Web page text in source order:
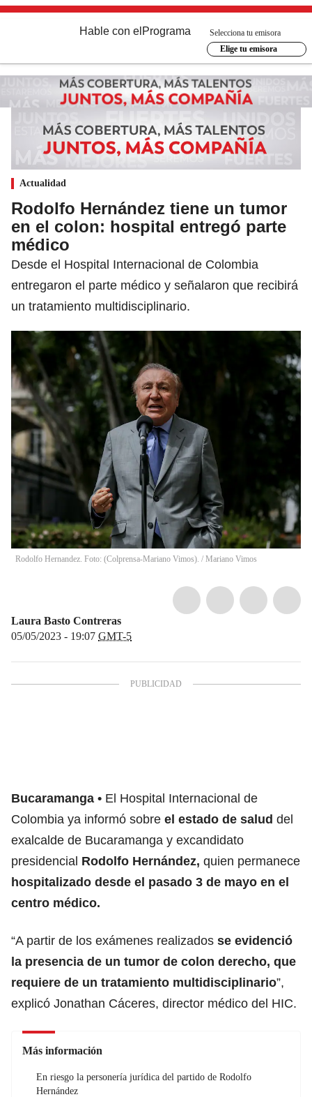
Hable con el Programa
Selecciona tu emisora
Elige tu emisora
Actualidad
Rodolfo Hernández tiene un tumor
en el colon: hospital entregó parte
médico
Desde el Hospital Internacional de Colombia
entregaron el parte médico y señalaron que recibirá
un tratamiento multidisciplinario.
Rodolfo Hernandez. Foto: (Colprensa-Mariano Vimos). / Mariano Vimos
Laura Basto Contreras
05/05/2023 - 19:07 GMT-5
Bucaramanga
El Hospital Internacional de
Colombia ya informó sobre el estado de salud del
exalcalde de Bucaramanga y excandidato
presidencial Rodolfo Hernández, quien permanece
hospitalizado desde el pasado 3 de mayo en el
centro médico.
“A partir de los exámenes realizados se evidenció
la presencia de un tumor de colon derecho, que
requiere de un tratamiento multidisciplinario”,
explicó Jonathan Cáceres, director médico del HIC.
Más información
En riesgo la personería jurídica del partido de Rodolfo
Hernández